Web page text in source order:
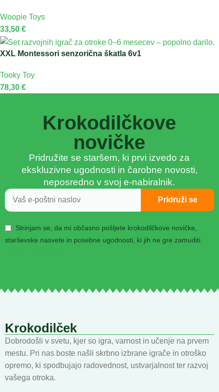
Woopie Toys
33,50 €
XXL Montessori senzorična škatla 6v1
Tooky Toy
78,30 €
Krokodilčkove
novičke
Pridružite se staršem, ki prvi izvedo za
ekskluzivne ugodnosti in čarobne novosti,
neposredno v svoj e-nabiralnik.
Strinjam se, da mi občasno pošljete krokodilčkove novičke,
starševske nasvete in posebne ugodnosti, ki jih ne gre zamuditi.
Pridruži se
Krokodilček
Dobrodošli v svetu, kjer so igra, varnost in učenje na prvem
mestu. Pri nas boste našli skrbno izbrane igrače in otroško
opremo, ki spodbujajo radovednost, ustvarjalnost ter razvoj
vašega otroka.